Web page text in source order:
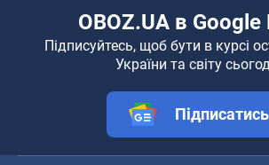
OBOZ.UA в Google
Підписуйтесь, щоб бути в курсі
України та світу
Підписатись